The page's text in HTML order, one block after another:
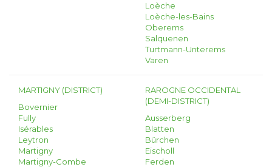
Loèche
Loèche-les-Bains
Oberems
Salquenen
Turtmann-Unterems
Varen
MARTIGNY (DISTRICT)
Bovernier
Fully
Isérables
Leytron
Martigny
Martigny-Combe
RAROGNE OCCIDENTAL
(DEMI-DISTRICT)
Ausserberg
Blatten
Bürchen
Eischoll
Ferden